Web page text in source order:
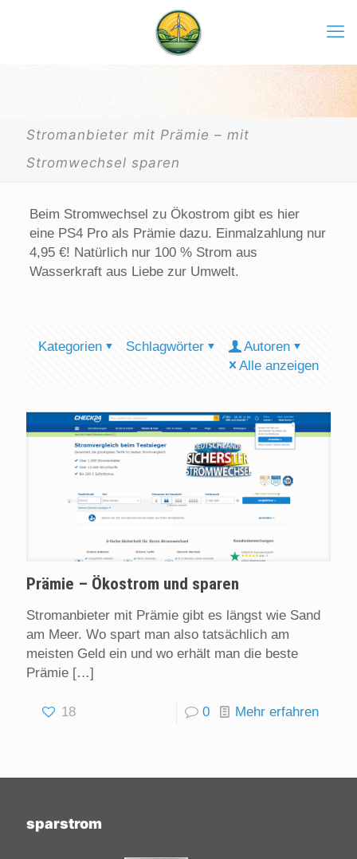
Stromanbieter mit Prämie – mit
Stromwechsel sparen
Beim Stromwechsel zu Ökostrom gibt es hier
eine PS4 Pro als Prämie dazu. Einmalzahlung nur
4,95 €! Natürlich nur 100 % Strom aus
Wasserkraft aus Liebe zur Umwelt.
Kategorien Schlagwörter
Autoren
Alle anzeigen
Prämie – Ökostrom und sparen
Stromanbieter mit Prämie gibt es längst wie Sand
am Meer. Wo spart man also tatsächlich am
meisten Geld ein und wo erhält man die beste
Prämie […]
18 0 Mehr erfahren
sparstrom